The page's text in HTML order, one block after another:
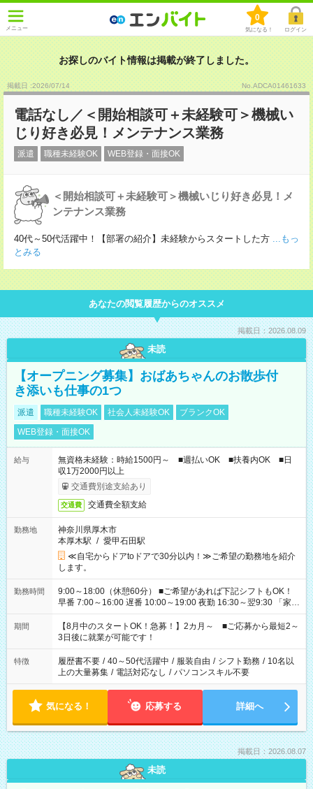
メニュー
0
気になる！ ログイン
お探しのバイト情報は掲載が終了しました。
掲載日 :2026/07/14 No.ADCA01461633
電話なし／＜開始相談可＋未経験可＞機械い
じり好き必見！メンテナンス業務
派遣 職種未経験OK WEB登録・面接OK
＜開始相談可＋未経験可＞機械いじり好き必見！メ
ンテナンス業務
40代～50代活躍中！【部署の紹介】未経験からスタートした方 ...もっ
とみる
あなたの閲覧履歴からのオススメ
掲載日：2026.08.09
未読
【オープニング募集】おばあちゃんのお散歩付
き添いも仕事の1つ
派遣 職種未経験OK 社会人未経験OK
ブランクOK
WEB登録・面接OK
給与
無資格未経験：時給1500円～ ■週払いOK ■扶養内OK ■日
収1万2000円以上
交通費別途支給あり
交通費 交通費全額支給
勤務地
神奈川県厚木市
本厚木駅 / 愛甲石田駅
≪自宅からドアtoドアで30分以内！≫ご希望の勤務地を紹介
します。
勤務時間
9:00～18:00（休憩60分） ■ご希望があれば下記シフトもOK！
早番 7:00～16:00 遅番 10:00～19:00 夜勤 16:30～翌9:30 「家族
と休みを合わせたい」 「余裕を持って夕飯の準備がしたい」
「できれば残業はしたくない」 など、ご希望を教えてください
ね。 ※Wワーク希望の方へ 今ご覧のお仕事で希望する勤務時間
と、もう1つのお仕事の勤務時間。 合計で週40時間を超える場
合は応募できません。
期間
【8月中のスタートOK！急募！】2カ月～ ■ご応募から最短2～
3日後に就業が可能です！
特徴 履歴書不要 / 40～50代活躍中 / 服装自由 / シフト勤務 / 10名以
上の大量募集 / 電話対応なし / パソコンスキル不要
気になる！ 応募する 詳細へ
掲載日：2026.08.07
未読